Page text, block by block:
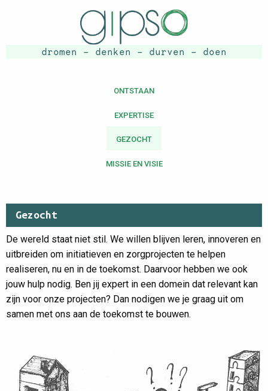
dromen - denken - durven - doen
ONTSTAAN
EXPERTISE
GEZOCHT
MISSIE EN VISIE
Gezocht
De wereld staat niet stil. We willen blijven leren, innoveren en
uitbreiden om initiatieven en zorgprojecten te helpen
realiseren, nu en in de toekomst. Daarvoor hebben we ook
jouw hulp nodig. Ben jij expert in een domein dat relevant kan
zijn voor onze projecten? Dan nodigen we je graag uit om
samen met ons aan de toekomst te bouwen.